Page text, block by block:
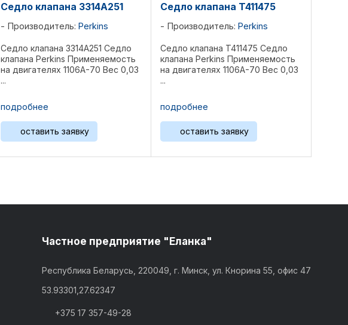
Седло клапана 3314A251
Производитель: Perkins
Седло клапана 3314A251 Седло
клапана Perkins Применяемость
на двигателях 1106A-70 Вес 0,03
...
подробнее
оставить заявку
Седло клапана T411475
Производитель: Perkins
Седло клапана T411475 Седло
клапана Perkins Применяемость
на двигателях 1106A-70 Вес 0,03
...
подробнее
оставить заявку
Частное предприятие "Еланка"
Республика Беларусь, 220049, г. Минск, ул. Кнорина 55, офис 47
53.93301,27.62347
+375 17 357-49-28